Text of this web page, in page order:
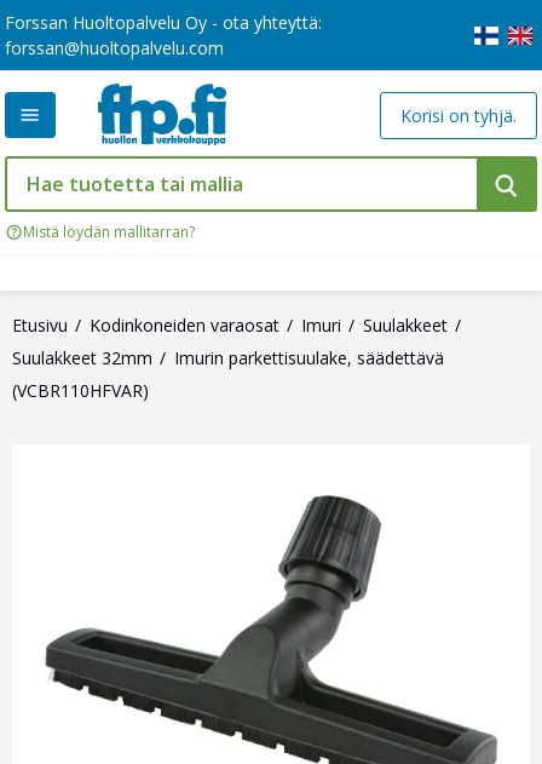
Forssan Huoltopalvelu Oy - ota yhteyttä:
forssan@huoltopalvelu.com
Mistä löydän mallitarran?
Korisi on tyhjä.
Etusivu Kodinkoneiden varaosat Imuri
Suulakkeet
Suulakkeet 32mm
Imurin parkettisuulake, säädettävä
(VCBR110HFVAR)